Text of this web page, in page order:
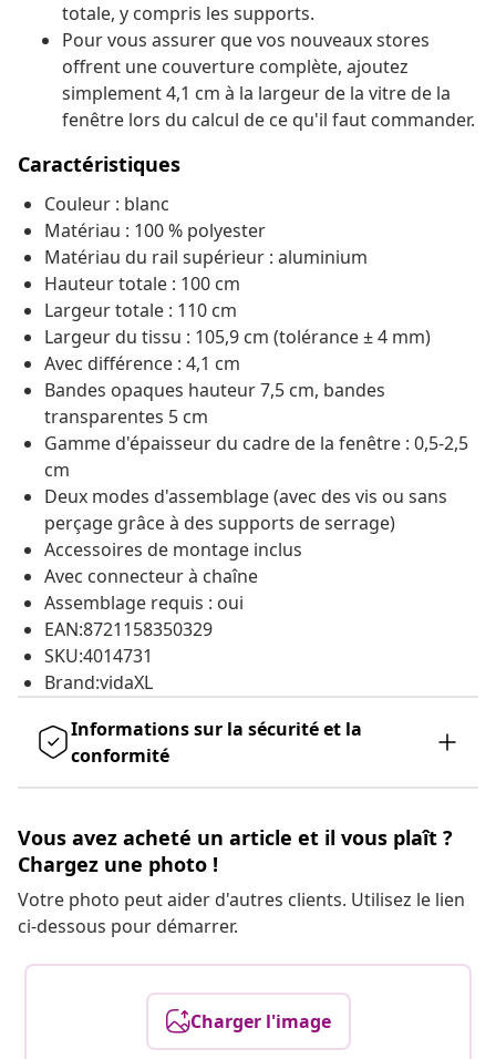
totale, y compris les supports.
Pour vous assurer que vos nouveaux stores
offrent une couverture complète, ajoutez
simplement 4,1 cm à la largeur de la vitre de la
fenêtre lors du calcul de ce qu'il faut commander.
Caractéristiques
Couleur : blanc
Matériau : 100 % polyester
Matériau du rail supérieur : aluminium
Hauteur totale : 100 cm
Largeur totale : 110 cm
Largeur du tissu : 105,9 cm (tolérance ± 4 mm)
Avec différence : 4,1 cm
Bandes opaques hauteur 7,5 cm, bandes
transparentes 5 cm
Gamme d'épaisseur du cadre de la fenêtre : 0,5-2,5
cm
Deux modes d'assemblage (avec des vis ou sans
perçage grâce à des supports de serrage)
Accessoires de montage inclus
Avec connecteur à chaîne
Assemblage requis : oui
EAN:8721158350329
SKU:4014731
Brand:vidaXL
Informations sur la sécurité et la
conformité
Vous avez acheté un article et il vous plaît ?
Chargez une photo !
Votre photo peut aider d'autres clients. Utilisez le lien
ci-dessous pour démarrer.
Charger l'image